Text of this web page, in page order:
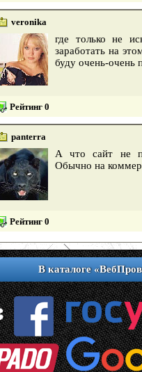
veronika
где только не
заработать на
буду очень-очень
Рейтинг 0
panterra
А что сайт не
Обычно на
Рейтинг 0
В каталоге